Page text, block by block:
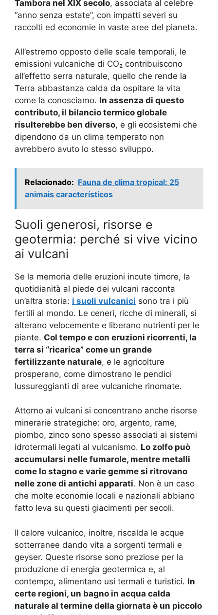
Tambora nel XIX secolo, associata al celebre
“anno senza estate”, con impatti severi su
raccolti ed economie in vaste aree del pianeta.
All’estremo opposto delle scale temporali, le
emissioni vulcaniche di CO₂ contribuiscono
all’effetto serra naturale, quello che rende la
Terra abbastanza calda da ospitare la vita
come la conosciamo. In assenza di questo
contributo, il bilancio termico globale
risulterebbe ben diverso, e gli ecosistemi che
dipendono da un clima temperato non
avrebbero avuto lo stesso sviluppo.
Relacionado: Fauna de clima tropical: 25
animais característicos
Suoli generosi, risorse e
geotermia: perché si vive vicino
ai vulcani
Se la memoria delle eruzioni incute timore, la
quotidianità al piede dei vulcani racconta
un’altra storia: i suoli vulcanici sono tra i più
fertili al mondo. Le ceneri, ricche di minerali, si
alterano velocemente e liberano nutrienti per le
piante. Col tempo e con eruzioni ricorrenti, la
terra si “ricarica” come un grande
fertilizzante naturale, e le agricolture
prosperano, come dimostrano le pendici
lussureggianti di aree vulcaniche rinomate.
Attorno ai vulcani si concentrano anche risorse
minerarie strategiche: oro, argento, rame,
piombo, zinco sono spesso associati ai sistemi
idrotermali legati al vulcanismo. Lo zolfo può
accumularsi nelle fumarole, mentre metalli
come lo stagno e varie gemme si ritrovano
nelle zone di antichi apparati. Non è un caso
che molte economie locali e nazionali abbiano
fatto leva su questi giacimenti per secoli.
Il calore vulcanico, inoltre, riscalda le acque
sotterranee dando vita a sorgenti termali e
geyser. Queste risorse sono preziose per la
produzione di energia geotermica e, al
contempo, alimentano usi termali e turistici. In
certe regioni, un bagno in acqua calda
naturale al termine della giornata è un piccolo